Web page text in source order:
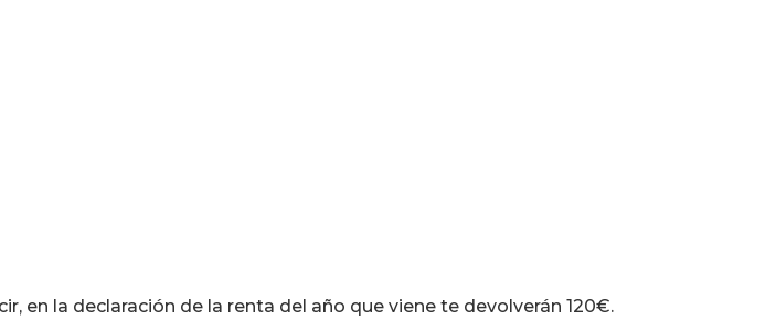
en la declaración de la renta del año que viene te devolverán 120€.